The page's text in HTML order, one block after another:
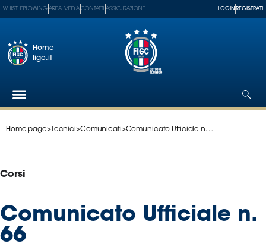
Federazione
Paralimpico
Serie
A
WHISTLEBLOWING AREA MEDIA CONTATTI ASSICURAZIONE LOGIN REGISTRATI
Home
figc.it
Home page>Tecnici>Comunicati>Comunicato Ufficiale n. ...
Corsi
Comunicato Ufficiale n.
66